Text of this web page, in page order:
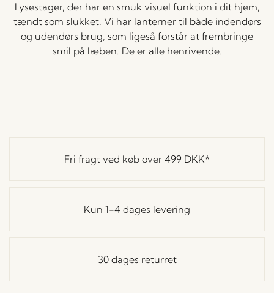
Lysestager, der har en smuk visuel funktion i dit hjem,
tændt som slukket. Vi har lanterner til både indendørs
og udendørs brug, som ligeså forstår at frembringe
smil på læben. De er alle henrivende.
Fri fragt ved køb over 499 DKK*
Kun 1-4 dages levering
30 dages returret